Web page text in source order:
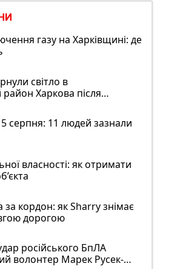
газу на Харківщині: де
світло в
Харкова після
серпня: 11 людей зазнали
власності: як отримати
за кордон: як Sharry знімає
дорогою
російського БпЛА
волонтер Марек Русек-